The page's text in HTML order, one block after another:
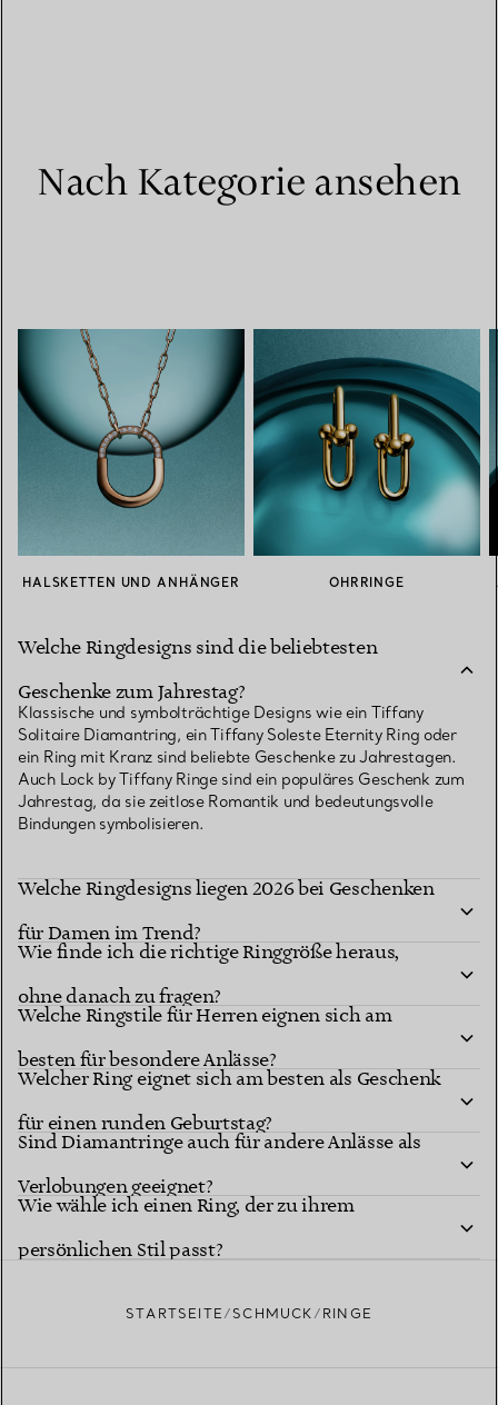
Nach Kategorie ansehen
HALSKETTEN UND ANHÄNGER OHRRINGE
Welche Ringdesigns sind die beliebtesten
Geschenke zum Jahrestag?
Klassische und symbolträchtige Designs wie ein Tiffany
Solitaire Diamantring, ein Tiffany Soleste Eternity Ring oder
ein Ring mit Kranz sind beliebte Geschenke zu Jahrestagen.
Auch Lock by Tiffany Ringe sind ein populäres Geschenk zum
Jahrestag, da sie zeitlose Romantik und bedeutungsvolle
Bindungen symbolisieren.
Welche Ringdesigns liegen 2026 bei Geschenken
für Damen im Trend?
Wie finde ich die richtige Ringgröße heraus,
ohne danach zu fragen?
Welche Ringstile für Herren eignen sich am
besten für besondere Anlässe?
Welcher Ring eignet sich am besten als Geschenk
für einen runden Geburtstag?
Sind Diamantringe auch für andere Anlässe als
Verlobungen geeignet?
Wie wähle ich einen Ring, der zu ihrem
persönlichen Stil passt?
STARTSEITE SCHMUCK RINGE